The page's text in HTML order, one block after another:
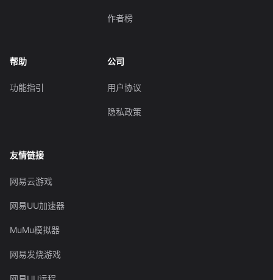
作者榜
帮助
功能指引
公司
用户协议
隐私政策
友情链接
网易云游戏
网易UU加速器
MuMu模拟器
网易发烧游戏